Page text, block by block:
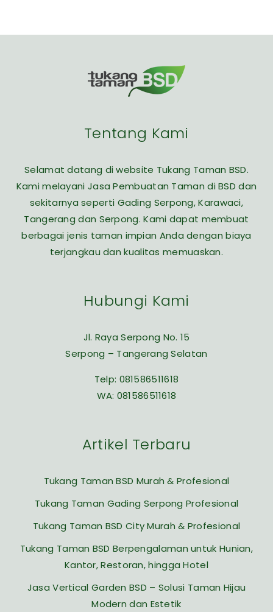
Tentang Kami
Selamat datang di website Tukang Taman BSD.
Kami melayani Jasa Pembuatan Taman di BSD dan
sekitarnya seperti Gading Serpong, Karawaci,
Tangerang dan Serpong. Kami dapat membuat
berbagai jenis taman impian Anda dengan biaya
terjangkau dan kualitas memuaskan.
Hubungi Kami
Jl. Raya Serpong No. 15
Serpong – Tangerang Selatan
Telp: 081586511618
WA: 081586511618
Artikel Terbaru
Tukang Taman BSD Murah & Profesional
Tukang Taman Gading Serpong Profesional
Tukang Taman BSD City Murah & Profesional
Tukang Taman BSD Berpengalaman untuk Hunian,
Kantor, Restoran, hingga Hotel
Jasa Vertical Garden BSD – Solusi Taman Hijau
Modern dan Estetik